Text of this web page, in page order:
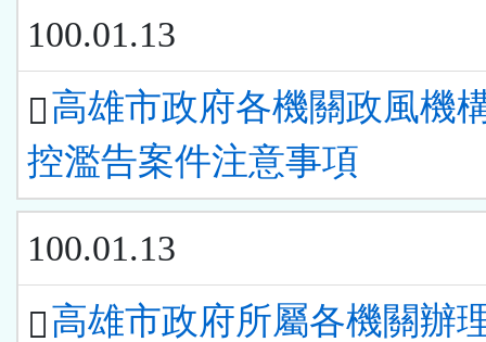
100.01.13
高雄市政府各機關政風機
控濫告案件注意事項
100.01.13
高雄市政府所屬各機關辦